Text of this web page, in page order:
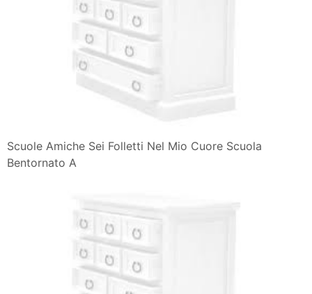
Scuole Amiche Sei Folletti Nel Mio Cuore Scuola
Bentornato A